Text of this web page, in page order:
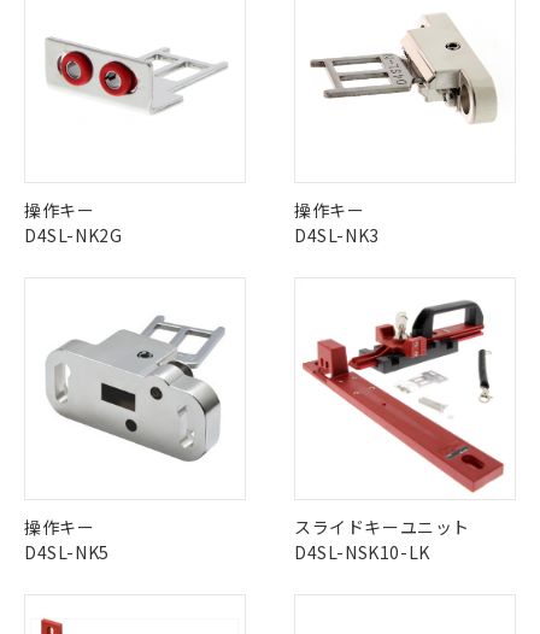
操作キー
D4SL-NK2G
操作キー
D4SL-NK3
操作キー
D4SL-NK5
スライドキーユニット
D4SL-NSK10-LK
(税抜)を提供させていただくもので
す。
当社制御機器事業取扱商品の中には、
本サービスの対象外となる商品もある
タに基づき作成されるものであり、閲
覧された時点での実際の在庫および標
正式な納期状況および標準価格はお客
様のお取引先、またはお客様担当のオ
ムロン制御機器販売店・当社販売員に
ご相談ください。
オムロン制御機器販売店や当社販売拠
点は「販売ネットワーク
」をご確認
在庫状況および標準価格結果を当社の
事前の承諾なく第三者に漏洩または開
示しないようお願いします。
ビス）をご利用いただくには、I-Web
非該当品：ライセンス料など無形物で、有
害物質有無と関係のない商品です。
仕入先様の事情により、非含有部品として
鉛(Pb) 1000ppm以下、 水銀(Hg) 1000ppm以下、 カド
ミウム(Cd) 100ppm以下、
類(PBB) 1000ppm以下、ポリ臭化ジフェニルエーテル類
ル) (DEHP)(別名：DOP) 1000ppm以下、フタル酸ブチ
ルベンジル（BBP） 1000ppm以下、フタル酸ジブチル
（DBP） 1000ppm以下、フタル酸ジイソブチル
(DIBP) 1000ppm以下
但し、RoHS指令で産業用監視および制御機器に対する
適用除外項目は除く。
フタル酸エステル類の４物質については閾値を超える意
図的な使用がないことを確認しています。
部品在庫の切り替え状況などにより、予定
「○」：最大均質材料含有率が中国RoHSの
基準値以下であることを示します。
「×」：最大均質材料含有率が中国RoHSの
い合わせください。
*中国RoHS10物質の基準値 (GB/T26572)：
Pb(鉛) :1000ppm、 Hg(水銀) : 1000ppm、 Cd(カドミウ
Cr(Ⅵ)(六価クロム) : 1000ppm、 PBBs(ポリ臭化ビフェ
ニル類) : 1000ppm、 PBDEs(ポリ臭化ジフェニルエーテ
ル類) : 1000ppm、
DBP(フタル酸ジブチル) : 1000ppm、 DIBP(フタル酸ジ
イソブチル) : 1000ppm、 BBP(フタル酸ブチルベンジ
ル) : 1000ppm、
DEHP(フタル酸ビス(2-エチルヘキシル)) : 1000ppm
※2 環境保護使用期限
準値以下であることを示します。
「10」：通常の使用状況下において有害物
（以下｢規制貨物等」という）を輸出
または国外への提供する場合は、日本
国政府の輸出許可(または役務取引許
当社は規制貨物を破棄する場合は、完
全に破砕するなど、違法に輸出されな
いよう必要な手段を講じます。
当社は貴社製品を、核兵器、ミサイ
ル、化学兵器、生物兵器またはその他
武器並びにこれらの製造装置等に一切
使用いたしません。
場合は、上記1、2および3の内容を当
該第三者に通知します。また当社は、
販売先および販売に係わる関係者が違
法に輸出するおそれがある場合は、取
号
一定数には満たないが在庫あり
－
在庫なし(最新の在庫状況につ
いては、お客様のお取引先、ま
たはお客様担当のオムロン制御
機器販売店・当社販売員にご確
白
情報を公開していない機種